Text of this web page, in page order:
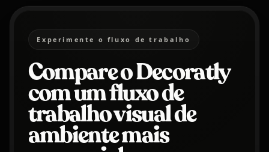
Experimente o fluxo de trabalho
Compare o Decoratly
com um fluxo de
trabalho visual de
ambiente mais